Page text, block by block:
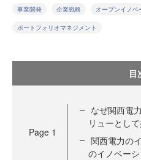
事業開発 企業戦略 オープンイノベ
ポートフォリオマネジメント
目
Page 1
なぜ関西電
リューとし
関西電力の
のイノベー